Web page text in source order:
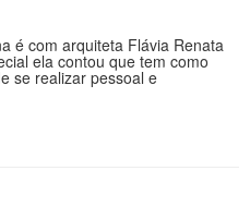
é com arquiteta Flávia Renata
ela contou que tem como
se realizar pessoal e